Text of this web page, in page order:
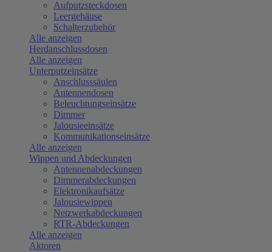
Aufputzsteckdosen
Leergehäuse
Schalterzubehör
Alle anzeigen
Herdanschlussdosen
Alle anzeigen
Unterputzeinsätze
Anschlusssäulen
Antennendosen
Beleuchtungseinsätze
Dimmer
Jalousieeinsätze
Kommunikationseinsätze
Alle anzeigen
Wippen und Abdeckungen
Antennenabdeckungen
Dimmerabdeckungen
Elektronikaufsätze
Jalousiewippen
Netzwerkabdeckungen
RTR-Abdeckungen
Alle anzeigen
Aktoren